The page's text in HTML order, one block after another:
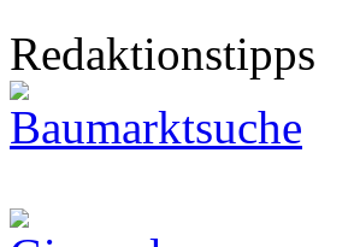
Redaktionstipps